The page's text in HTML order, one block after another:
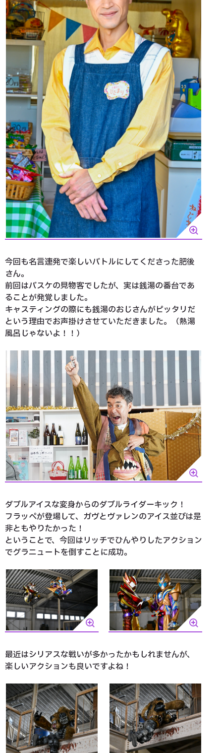
今回も名言連発で楽しいバトルにしてくださった肥後
さん。
前回はバスケの見物客でしたが、実は銭湯の番台であ
ることが発覚しました。
キャスティングの際にも銭湯のおじさんがピッタリだ
という理由でお声掛けさせていただきました。（熱湯
風呂じゃないよ！！）
ダブルアイスな変身からのダブルライダーキック！
フラッペが登場して、ガヴとヴァレンのアイス並びは是
非ともやりたかった！
ということで、今回はリッチでひんやりしたアクション
でグラニュートを倒すことに成功。
最近はシリアスな戦いが多かったかもしれませんが、
楽しいアクションも良いですよね！